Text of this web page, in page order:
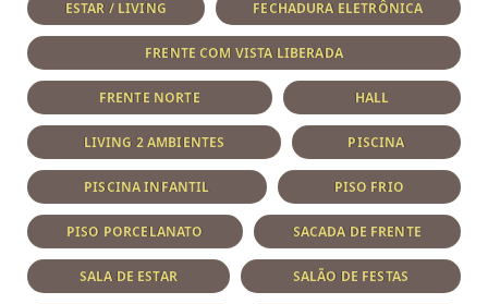
ESTAR / LIVING FECHADURA ELETRÔNICA
FRENTE COM VISTA LIBERADA
FRENTE NORTE HALL
LIVING 2 AMBIENTES PISCINA
PISCINA INFANTIL PISO FRIO
PISO PORCELANATO SACADA DE FRENTE
SALA DE ESTAR SALÃO DE FESTAS